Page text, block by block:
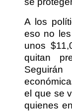
A los
eso no
unos
quitan
Seguirán
el que se
quienes